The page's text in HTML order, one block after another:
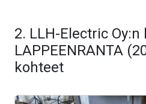
2. LLH-Electric
LAPPEENRANTA
kohteet